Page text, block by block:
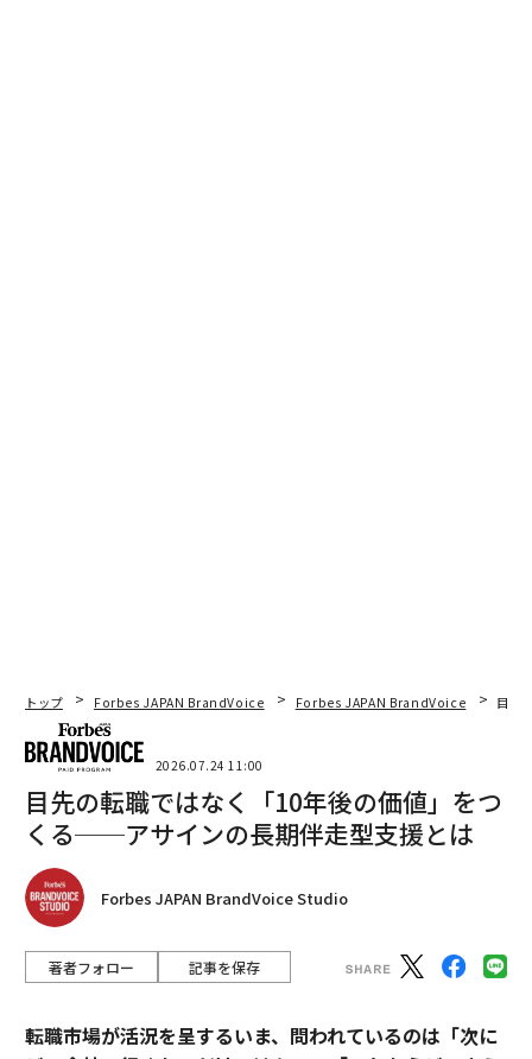
トップ Forbes JAPAN BrandVoice Forbes JAPAN BrandVoice 目先
2026.07.24 11:00
目先の転職ではなく「10年後の価値」をつ
くる──アサインの長期伴走型支援とは
Forbes JAPAN BrandVoice Studio
著者フォロー 記事を保存
転職市場が活況を呈するいま、問われているのは「次に